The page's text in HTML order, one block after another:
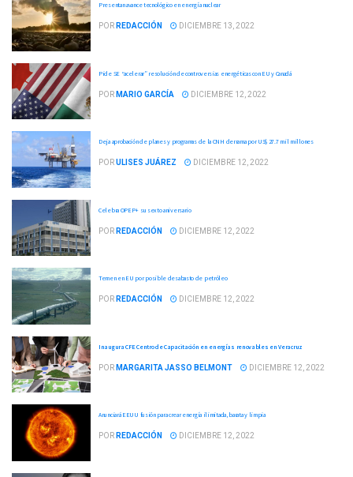
Presentan avance tecnológico en energía nuclear
POR REDACCIÓN DICIEMBRE 13, 2022
Pide SE “acelerar” resolución de controversias energéticas con EU y Canadá
POR MARIO GARCÍA DICIEMBRE 12, 2022
Deja aprobación de planes y programas de la CNH derrama por US$ 27.7 mil millones
PORULISES JUÁREZ DICIEMBRE 12, 2022
Celebra OPEP+ su sexto aniversario
POR REDACCIÓN DICIEMBRE 12, 2022
Temen en EU por posible desabasto de petróleo
POR REDACCIÓN DICIEMBRE 12, 2022
Inaugura CFE Centro de Capacitación en energías renovables en Veracruz
POR MARGARITA JASSO BELMONT DICIEMBRE 12, 2022
Anunciará EEUU fusión para crear energía ilimitada, barata y limpia
POR REDACCIÓN DICIEMBRE 12, 2022